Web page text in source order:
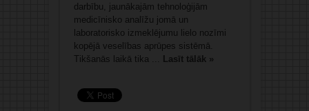
darbību, jaunākajām tehnoloģijām
medicīnisko analīžu jomā un
laboratorisko izmeklējumu lielo nozīmi
kopējā veselības aprūpes sistēmā.
Tikšanās laikā tika ... Lasīt tālāk »